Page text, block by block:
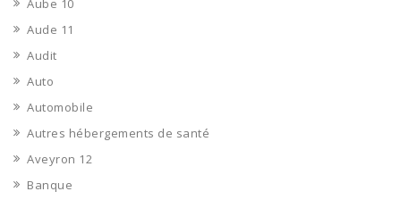
Aube 10
Aude 11
Audit
Auto
Automobile
Autres hébergements de santé
Aveyron 12
Banque